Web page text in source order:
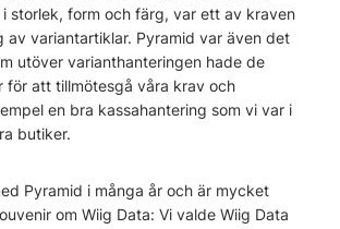
storlek, form och färg, var ett av kraven
av variantartiklar. Pyramid var även det
utöver varianthanteringen hade de
för att tillmötesgå våra krav och
en bra kassahantering som vi var i
butiker.
Pyramid i många år och är mycket
om Wiig Data: Vi valde Wiig Data